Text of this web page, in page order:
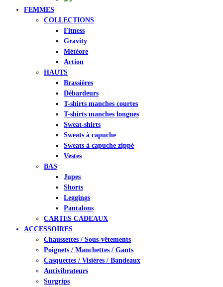
FEMMES
COLLECTIONS
Fitness
Gravity
Météore
Action
HAUTS
Brassières
Débardeurs
T-shirts manches courtes
T-shirts manches longues
Sweat-shirts
Sweats à capuche
Sweats à capuche zippé
Vestes
BAS
Jupes
Shorts
Leggings
Pantalons
CARTES CADEAUX
ACCESSOIRES
Chaussettes / Sous-vêtements
Poignets / Manchettes / Gants
Casquettes / Visières / Bandeaux
Antivibrateurs
Surgrips